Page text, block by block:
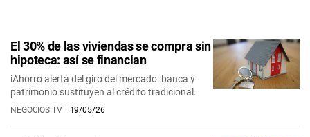
El 30% de las viviendas se compra sin
hipoteca: así se financian
iAhorro alerta del giro del mercado: banca y
patrimonio sustituyen al crédito tradicional.
NEGOCIOS.TV 19/05/26